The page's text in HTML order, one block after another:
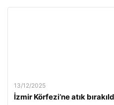
13/12/2025
İzmir Körfezi’ne atık